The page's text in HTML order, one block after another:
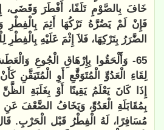
خَافَ بِالصَّوْمِ تَلَفًا، أَفْطَرَ وَقَضَى،
فَإِنْ لَمْ يَضُرَّهُ تَرْكُهَا أَثِمَ بِالْفِطْرِ
الضَّرَرُ بِتَرْكِهَا، فَلاَ إِثْمَ عَلَيْهِ بِالْفِطْرِ
65- وَأَلْحَقُوا بِإِرْهَاقِ الْجُوعِ
لِقَاءِ الْعَدُوِّ الْمُتَوَقَّعِ أَوِ الْمُتَيَقَّنِ
إِذَا كَانَ يَعْلَمُ يَقِينًا أَوْ بِغَلَبَةِ
بِمُقَابَلَةِ الْعَدُوِّ، وَيَخَافُ الضَّعْفَ عَنِ
مُسَافِرًا، لَهُ الْفِطْرُ قَبْل الْحَرْبِ.